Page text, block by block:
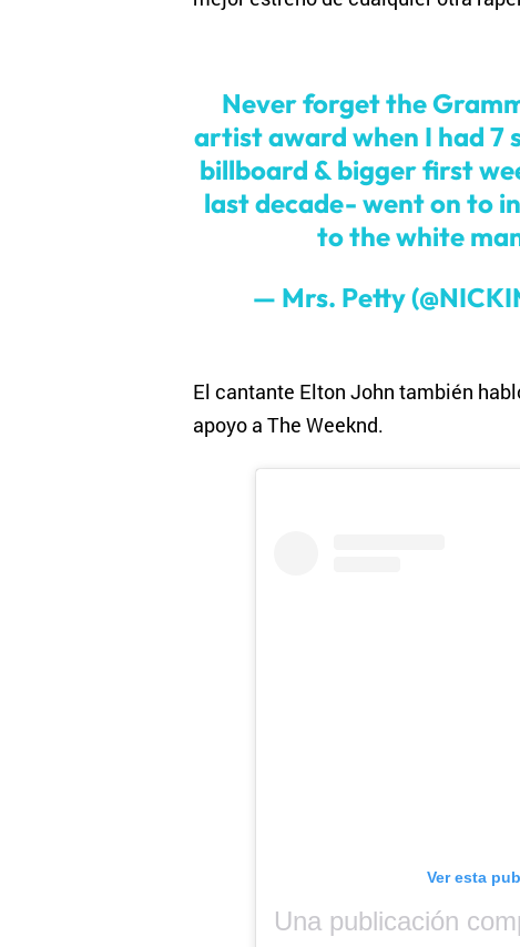
Never forget the
artist award when I had 7
billboard & bigger first
last decade- went on to
to the white
— Mrs. Petty
El cantante Elton John también
apoyo a The Weeknd.
Ver esta